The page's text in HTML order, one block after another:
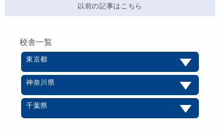
以前の記事はこちら
校舎一覧
東京都
神奈川県
千葉県